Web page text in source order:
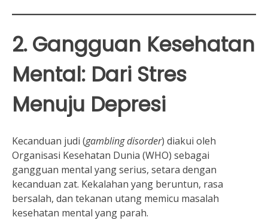
2. Gangguan Kesehatan
Mental: Dari Stres
Menuju Depresi
Kecanduan judi (gambling disorder) diakui oleh
Organisasi Kesehatan Dunia (WHO) sebagai
gangguan mental yang serius, setara dengan
kecanduan zat. Kekalahan yang beruntun, rasa
bersalah, dan tekanan utang memicu masalah
kesehatan mental yang parah.